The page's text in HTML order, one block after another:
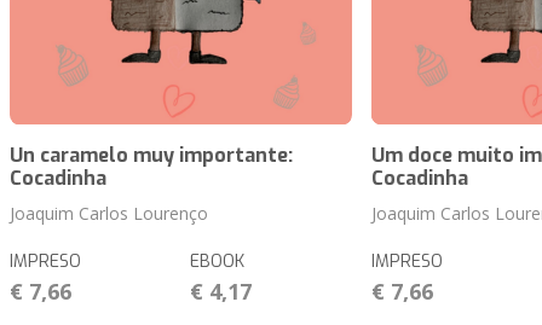
Un caramelo muy importante:
Cocadinha
Joaquim Carlos Lourenço
IMPRESO
€ 7,66
EBOOK
€ 4,17
Um doce muito
Cocadinha
Joaquim Carlos
IMPRESO
€ 7,66